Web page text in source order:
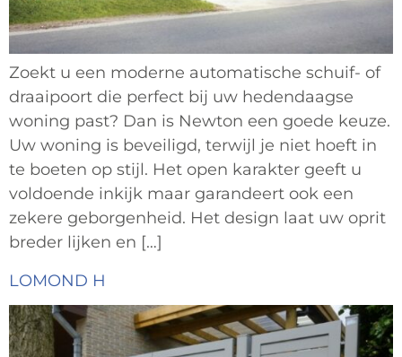
Zoekt u een moderne automatische schuif- of
draaipoort die perfect bij uw hedendaagse
woning past? Dan is Newton een goede keuze.
Uw woning is beveiligd, terwijl je niet hoeft in
te boeten op stijl. Het open karakter geeft u
voldoende inkijk maar garandeert ook een
zekere geborgenheid. Het design laat uw oprit
breder lijken en […]
LOMOND H